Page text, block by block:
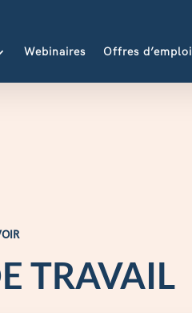
Webinaires Offres d’emploi
TRAVAIL